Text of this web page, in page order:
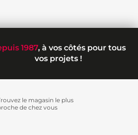
1987, à vos côtés pour tous
vos projets !
le magasin le plus
de chez vous